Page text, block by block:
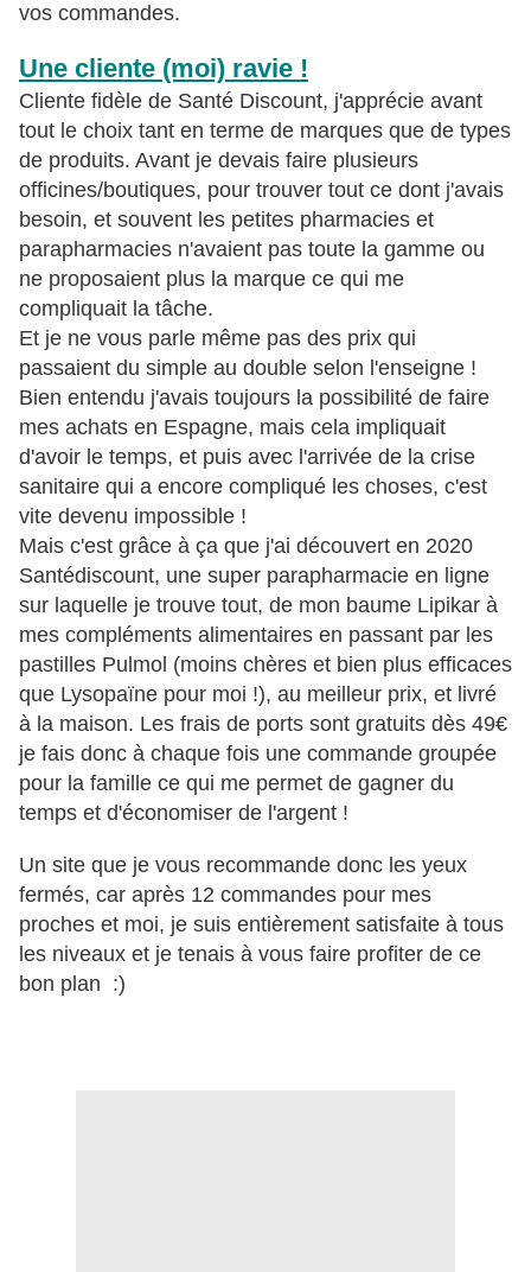
vos commandes.
Une cliente (moi) ravie !
Cliente fidèle de Santé Discount, j'apprécie avant
tout le choix tant en terme de marques que de types
de produits. Avant je devais faire plusieurs
officines/boutiques, pour trouver tout ce dont j'avais
besoin, et souvent les petites pharmacies et
parapharmacies n'avaient pas toute la gamme ou
ne proposaient plus la marque ce qui me
compliquait la tâche.
Et je ne vous parle même pas des prix qui
passaient du simple au double selon l'enseigne !
Bien entendu j'avais toujours la possibilité de faire
mes achats en Espagne, mais cela impliquait
d'avoir le temps, et puis avec l'arrivée de la crise
sanitaire qui a encore compliqué les choses, c'est
vite devenu impossible !
Mais c'est grâce à ça que j'ai découvert en 2020
Santédiscount, une super parapharmacie en ligne
sur laquelle je trouve tout, de mon baume Lipikar à
mes compléments alimentaires en passant par les
pastilles Pulmol (moins chères et bien plus efficaces
que Lysopaïne pour moi !), au meilleur prix, et livré
à la maison. Les frais de ports sont gratuits dès 49€
je fais donc à chaque fois une commande groupée
pour la famille ce qui me permet de gagner du
temps et d'économiser de l'argent !
Un site que je vous recommande donc les yeux
fermés, car après 12 commandes pour mes
proches et moi, je suis entièrement satisfaite à tous
les niveaux et je tenais à vous faire profiter de ce
bon plan :)